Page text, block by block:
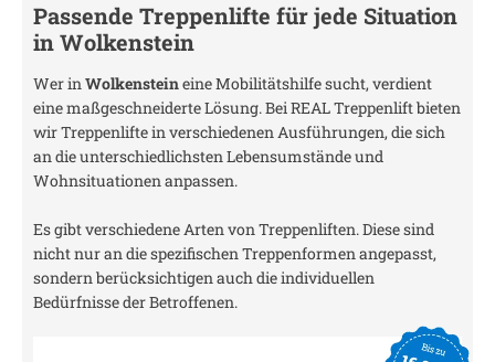
Passende Treppenlifte für jede Situation
inWolkenstein
Wer inWolkensteineine Mobilitätshilfe sucht, verdient
eine maßgeschneiderte Lösung. Bei REAL Treppenlift bieten
wir Treppenlifte in verschiedenen Ausführungen, die sich
an die unterschiedlichsten Lebensumstände und
Wohnsituationen anpassen.
Es gibt verschiedene Arten von Treppenliften. Diese sind
nicht nur an die spezifischen Treppenformen angepasst,
sondern berücksichtigen auch die individuellen
Bedürfnisse der Betroffenen.